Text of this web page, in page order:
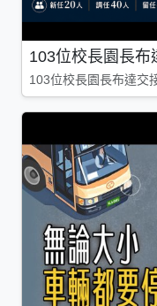
103位校長園長
103位校長園長布達